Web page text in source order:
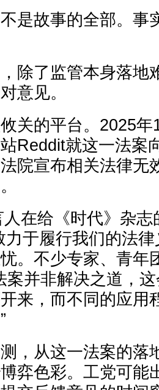
是故事的全部。事
除了监管本身落地
意见。
关的平台。2025
Reddit就这一法案
院宣布相关法律无
在给《时代》杂
力于履行我们的法
。不少专家、青年
案并非解决之道，
来，而不同的应用
，从这一法案的落
弈色彩。工党可能